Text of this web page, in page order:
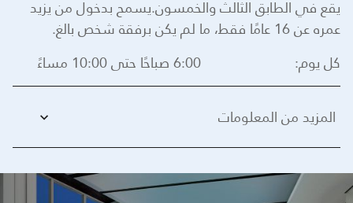
يقع في الطابق الثالث والخمسون.يسمح بدخول من يزيد
عمره عن 16 عامًا فقط، ما لم يكن برفقة شخص بالغ.
كل يوم:
6:00 صباحًا حتى 10:00 مساءً
المزيد من المعلومات